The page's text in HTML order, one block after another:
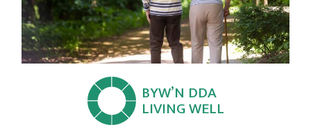
BYW’N DDA
LIVING WELL